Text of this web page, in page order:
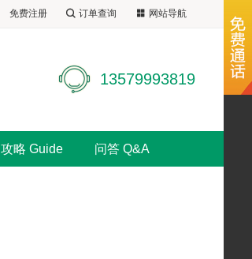
免费注册 订单查询 网站导航
13579993819
攻略 Guide 问答 Q&A